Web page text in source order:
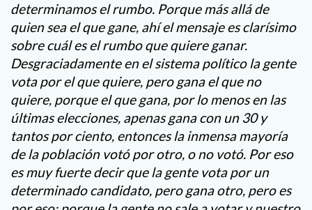
determinamos el rumbo. Porque más allá de
quien sea el que gane, ahí el mensaje es clarísimo
sobre cuál es el rumbo que quiere ganar.
Desgraciadamente en el sistema político la gente
vota por el que quiere, pero gana el que no
quiere, porque el que gana, por lo menos en las
últimas elecciones, apenas gana con un 30 y
tantos por ciento, entonces la inmensa mayoría
de la población votó por otro, o no votó. Por eso
es muy fuerte decir que la gente vota por un
determinado candidato, pero gana otro, pero es